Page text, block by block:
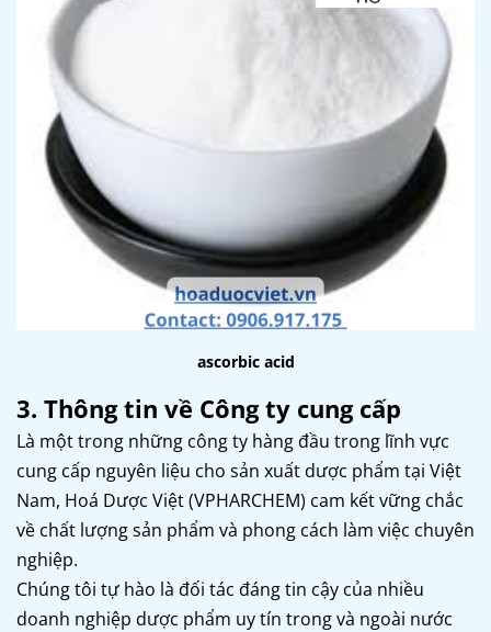
ascorbic acid
3. Thông tin về Công ty cung cấp
Là một trong những công ty hàng đầu trong lĩnh vực
cung cấp nguyên liệu cho sản xuất dược phẩm tại Việt
Nam, Hoá Dược Việt (VPHARCHEM) cam kết vững chắc
về chất lượng sản phẩm và phong cách làm việc chuyên
nghiệp.
Chúng tôi tự hào là đối tác đáng tin cậy của nhiều
doanh nghiệp dược phẩm uy tín trong và ngoài nước